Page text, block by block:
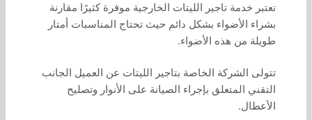
تعتبر خدمة تاجير الليتات الخارجية موفرة كثيرًا مقارنة
بشراء الأضواء بشكل دائم حيث تحتاج المناسبات أمتار
طويلة من هذه الأضواء.
تتولى الشركة الخاصة بتاجير الليتات عن العميل الجانب
التقني المتعلق بإجراء الصيانة على الأنوار وتصليح
الأعطال.